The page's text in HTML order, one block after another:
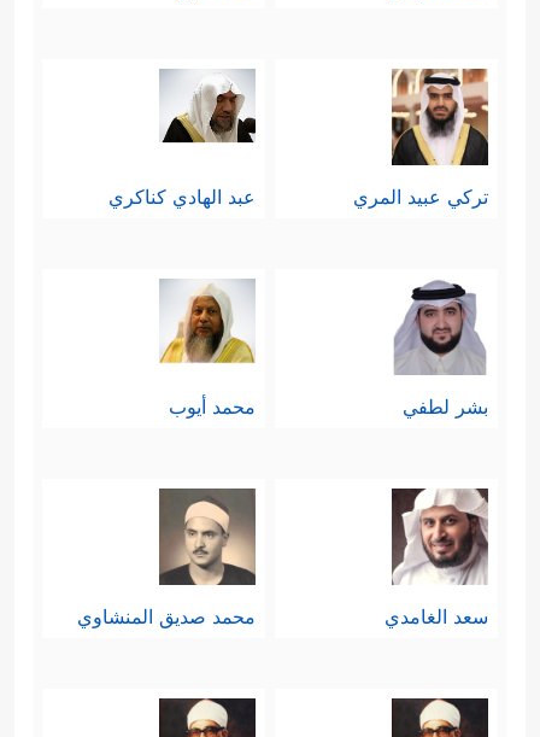
تركي عبيد المري عبد الهادي كناكري
بشر لطفي محمد أيوب
سعد الغامدي محمد صديق المنشاوي